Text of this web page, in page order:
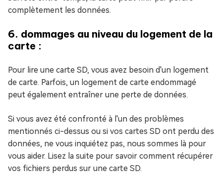
complètement les données.
6. dommages au niveau du logement de la
carte :
Pour lire une carte SD, vous avez besoin d'un logement
de carte. Parfois, un logement de carte endommagé
peut également entraîner une perte de données.
Si vous avez été confronté à l'un des problèmes
mentionnés ci-dessus ou si vos cartes SD ont perdu des
données, ne vous inquiétez pas, nous sommes là pour
vous aider. Lisez la suite pour savoir comment récupérer
vos fichiers perdus sur une carte SD.